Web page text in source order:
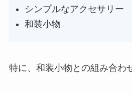
シンプルなアクセサリー
和装小物
特に、和装小物との組み合わ